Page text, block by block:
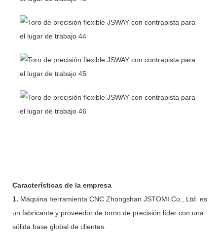
Características de la empresa
1. Máquina herramienta CNC Zhongshan JSTOMI Co., Ltd. es
un fabricante y proveedor de torno de precisión líder con una
sólida base global de clientes.